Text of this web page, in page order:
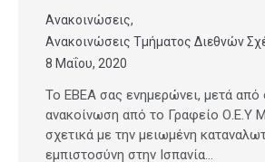
Ανακοινώσεις,
Ανακοινώσεις Τμήματος Διεθνών
8 Μαΐου, 2020
Το ΕΒΕΑ σας ενημερώνει, μετά από
ανακοίνωση από το Γραφείο Ο.Ε.Υ
σχετικά με την μειωμένη
εμπιστοσύνη στην Ισπανία…